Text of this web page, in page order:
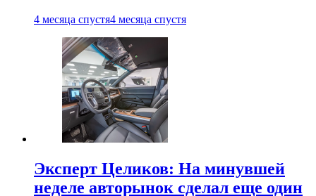
4 месяца спустя4 месяца спустя
Эксперт Целиков: На минувшей
неделе авторынок сделал еще один